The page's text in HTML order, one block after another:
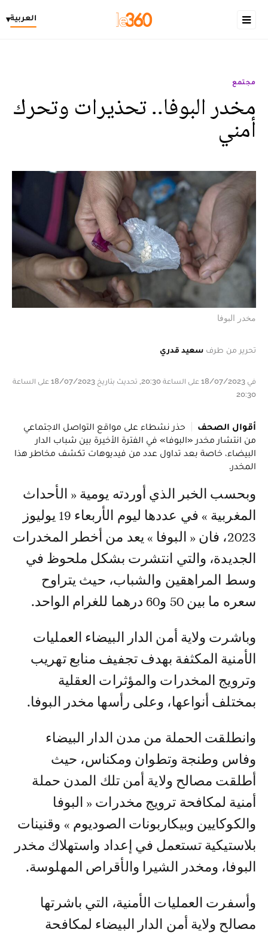
العربية▾
مجتمع
مخدر البوفا.. تحذيرات وتحرك
أمني
مخدر البوفا
تحرير من طرف سعيد قدري
في 18/07/2023 على الساعة 20:30, تحديث بتاريخ 18/07/2023 على الساعة
20:30
أقوال الصحف
حذر نشطاء على مواقع التواصل الاجتماعي
من انتشار مخدر «البوفا» في الفترة الأخيرة بين شباب الدار
البيضاء، خاصة بعد تداول عدد من فيديوهات تكشف مخاطر هذا
المخدر.
وبحسب الخبر الذي أوردته يومية « الأحداث
المغربية » في عددها ليوم الأربعاء 19 يوليوز
2023، فان « البوفا » يعد من أخطر المخدرات
الجديدة، والتي انتشرت بشكل ملحوظ في
وسط المراهقين والشباب، حيث يتراوح
سعره ما بين 50 و60 درهما للغرام الواحد.
وباشرت ولاية أمن الدار البيضاء العمليات
الأمنية المكثفة بهدف تجفيف منابع تهريب
وترويج المخدرات والمؤثرات العقلية
بمختلف أنواعها، وعلى رأسها مخدر البوفا.
وانطلقت الحملة من مدن الدار البيضاء
وفاس وطنجة وتطوان ومكناس، حيث
أطلقت مصالح ولاية أمن تلك المدن حملة
أمنية لمكافحة ترويج مخدرات « البوفا
والكوكايين وبيكاربونات الصوديوم » وقنينات
بلاستيكية تستعمل في إعداد واستهلاك مخدر
البوفا، ومخدر الشيرا والأقراص المهلوسة.
وأسفرت العمليات الأمنية، التي باشرتها
مصالح ولاية أمن الدار البيضاء لمكافحة